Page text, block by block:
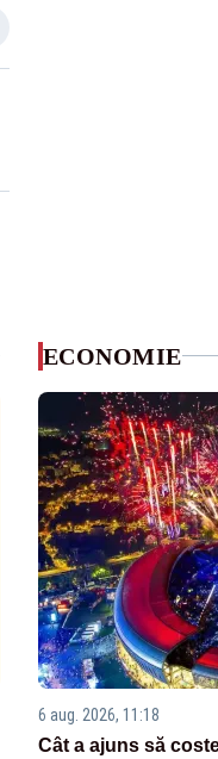
ECONOMIE
6 aug. 2026, 11:18
Cât a ajuns să